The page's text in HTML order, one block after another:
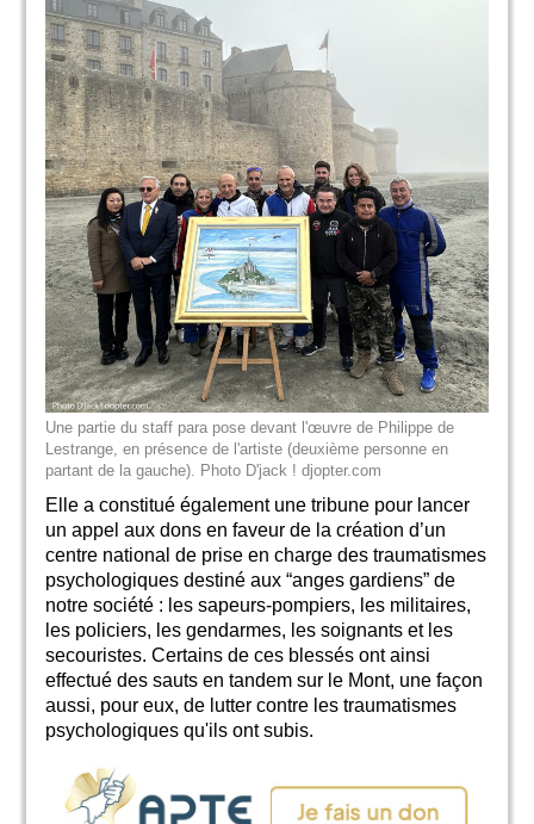
Une partie du staff para pose devant l'œuvre de Philippe de
Lestrange, en présence de l'artiste (deuxième personne en
partant de la gauche). Photo D'jack ! djopter.com
Elle a constitué également une tribune pour lancer
un appel aux dons en faveur de la création d’un
centre national de prise en charge des traumatismes
psychologiques destiné aux “anges gardiens” de
notre société : les sapeurs-pompiers, les militaires,
les policiers, les gendarmes, les soignants et les
secouristes. Certains de ces blessés ont ainsi
effectué des sauts en tandem sur le Mont, une façon
aussi, pour eux, de lutter contre les traumatismes
psychologiques qu'ils ont subis.